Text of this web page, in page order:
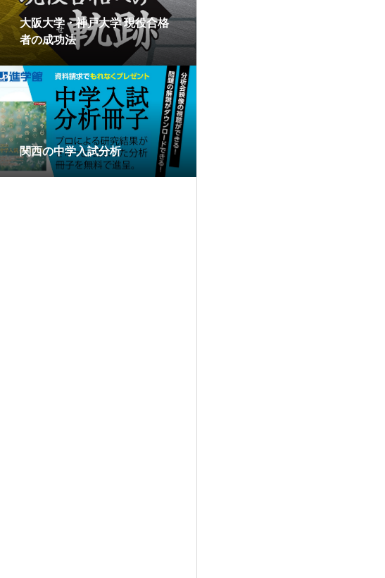
大阪大学・神戸大学 現役合格
者の成功法
関西の中学入試分析